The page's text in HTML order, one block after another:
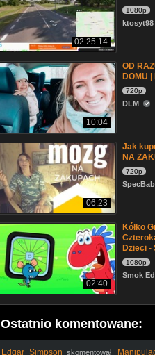
02:25:14
1080p
ktosyt98
10:04
OD
DOMU |
720p
DLM
06:23
Jak
NA
720p
02:40
Kółko
Dzieci -
1080p
Smok
Ostatnio komentowane:
Edgar_Simpson skomentował